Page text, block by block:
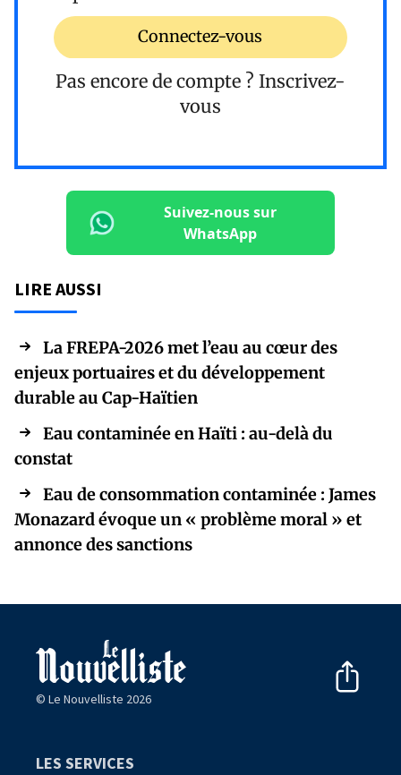
Connectez-vous
Pas encore de compte ? Inscrivez-
vous
Suivez-nous sur
WhatsApp
LIRE AUSSI
La FREPA-2026 met l’eau au cœur des
enjeux portuaires et du développement
durable au Cap-Haïtien
Eau contaminée en Haïti : au-delà du
constat
Eau de consommation contaminée : James
Monazard évoque un « problème moral » et
annonce des sanctions
© Le Nouvelliste 2026
LES SERVICES